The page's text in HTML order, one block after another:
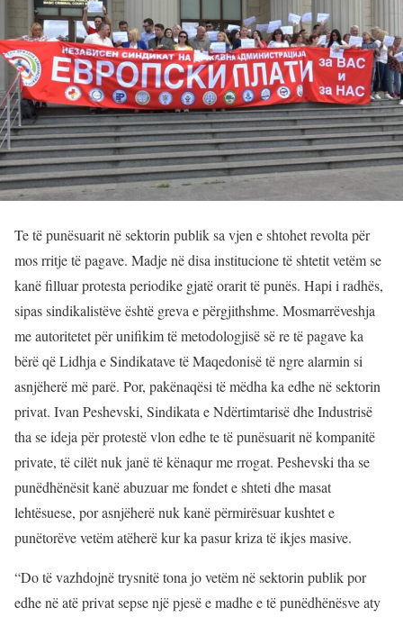
Te të punësuarit në sektorin publik sa vjen e shtohet revolta për
mos rritje të pagave. Madje në disa institucione të shtetit vetëm se
kanë filluar protesta periodike gjatë orarit të punës. Hapi i radhës,
sipas sindikalistëve është greva e përgjithshme. Mosmarrëveshja
me autoritetet për unifikim të metodologjisë së re të pagave ka
bërë që Lidhja e Sindikatave të Maqedonisë të ngre alarmin si
asnjëherë më parë. Por, pakënaqësi të mëdha ka edhe në sektorin
privat. Ivan Peshevski, Sindikata e Ndërtimtarisë dhe Industrisë
tha se ideja për protestë vlon edhe te të punësuarit në kompanitë
private, të cilët nuk janë të kënaqur me rrogat. Peshevski tha se
punëdhënësit kanë abuzuar me fondet e shteti dhe masat
lehtësuese, por asnjëherë nuk kanë përmirësuar kushtet e
punëtorëve vetëm atëherë kur ka pasur kriza të ikjes masive.
“Do të vazhdojnë trysnitë tona jo vetëm në sektorin publik por
edhe në atë privat sepse një pjesë e madhe e të punëdhënësve aty